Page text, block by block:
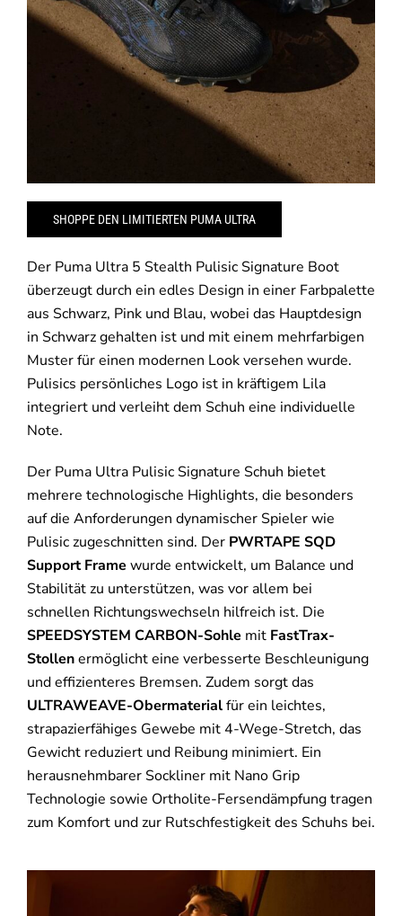
SHOPPE DEN LIMITIERTEN PUMA ULTRA
Der Puma Ultra 5 Stealth Pulisic Signature Boot
überzeugt durch ein edles Design in einer Farbpalette
aus Schwarz, Pink und Blau, wobei das Hauptdesign
in Schwarz gehalten ist und mit einem mehrfarbigen
Muster für einen modernen Look versehen wurde.
Pulisics persönliches Logo ist in kräftigem Lila
integriert und verleiht dem Schuh eine individuelle
Note.
Der Puma Ultra Pulisic Signature Schuh bietet
mehrere technologische Highlights, die besonders
auf die Anforderungen dynamischer Spieler wie
Pulisic zugeschnitten sind. Der PWRTAPE SQD
Support Frame wurde entwickelt, um Balance und
Stabilität zu unterstützen, was vor allem bei
schnellen Richtungswechseln hilfreich ist. Die
SPEEDSYSTEM CARBON-Sohle mit FastTrax-
Stollenermöglicht eine verbesserte Beschleunigung
und effizienteres Bremsen. Zudem sorgt das
ULTRAWEAVE-Obermaterialfür ein leichtes,
strapazierfähiges Gewebe mit 4-Wege-Stretch, das
Gewicht reduziert und Reibung minimiert. Ein
herausnehmbarer Sockliner mit Nano Grip
Technologie sowie Ortholite-Fersendämpfung tragen
zum Komfort und zur Rutschfestigkeit des Schuhs bei.